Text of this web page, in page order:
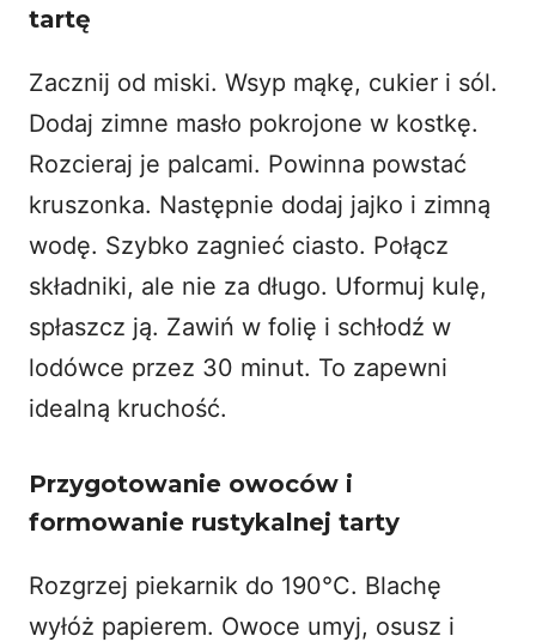
tartę
Zacznij od miski. Wsyp mąkę, cukier i sól.
Dodaj zimne masło pokrojone w kostkę.
Rozcieraj je palcami. Powinna powstać
kruszonka. Następnie dodaj jajko i zimną
wodę. Szybko zagnieć ciasto. Połącz
składniki, ale nie za długo. Uformuj kulę,
spłaszcz ją. Zawiń w folię i schłodź w
lodówce przez 30 minut. To zapewni
idealną kruchość.
Przygotowanie owoców i
formowanie rustykalnej tarty
Rozgrzej piekarnik do 190°C. Blachę
wyłóż papierem. Owoce umyj, osusz i